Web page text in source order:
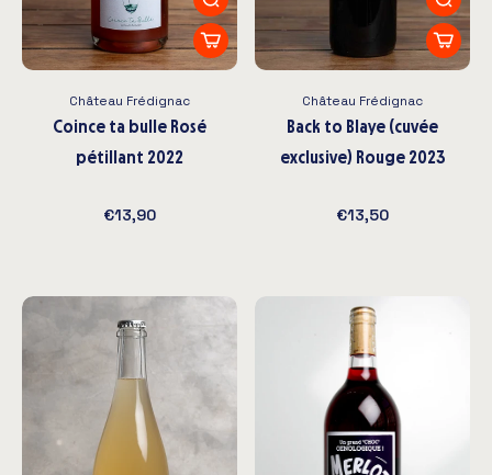
Château Frédignac
Coince ta bulle Rosé
pétillant 2022
€13,90
Château Frédignac
Back to Blaye (cuvée
exclusive) Rouge 2023
€13,50